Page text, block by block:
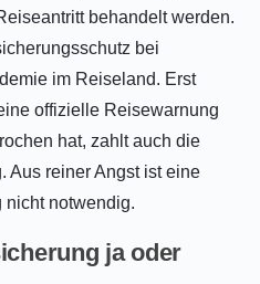
behandelt werden.
bei
im Reiseland. Erst
offizielle Reisewarnung
hat, zahlt auch die
Aus reiner Angst ist eine
nicht notwendig.
ja oder